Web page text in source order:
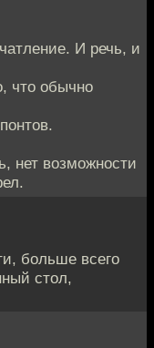
И речь, и
что обычно
нет возможности
больше всего
стол,